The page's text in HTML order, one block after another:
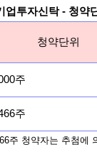
업투자신탁 - 청약
청약단위
주
주
주 청약자는 추첨에